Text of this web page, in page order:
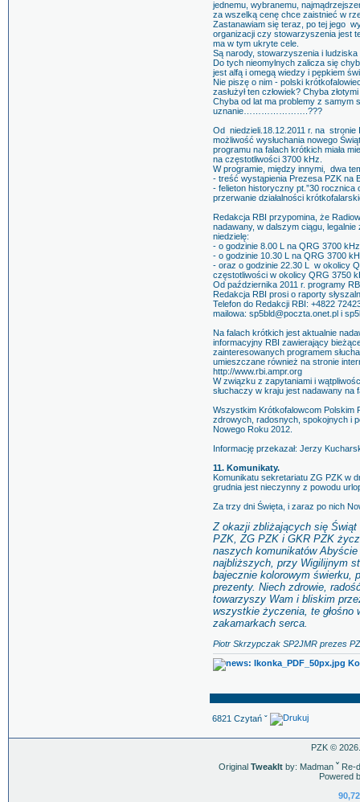
jednemu, wybranemu,
za wszelką cenę chce zaistnieć w
Zastanawiam się teraz, po tej jego
organizacji czy stowarzyszenia jest
ma w tym ukryte cele.
Są narody, stowarzyszenia i
Do tych nieomylnych zalicza się
jest alfą i omegą wiedzy i pępkiem
Nie piszę o nim - polski
zasłużył ten człowiek? Chyba
Chyba od lat ma problemy z samym
uznanie………………….???
Od niedzieli.18.12.2011 r. na stronie
możliwość wysłuchania nowego
programu na falach krótkich miała
na częstotliwości 3700 kHz.
W programie, między innymi, dwa
- treść wystąpienia Prezesa PZK na
- felieton historyczny pt.”30 rocznica
przerwanie działalności
Redakcja RBI przypomina, że
nadawany, w dalszym ciągu,
niedzielę:
- o godzinie 8.00 L na QRG 3700
- o godzinie 10.30 L na QRG 3700
- oraz o godzinie 22.30 L w okolicy
częstotliwości w okolicy QRG 3750
Od października 2011 r. programy
Redakcja RBI prosi o raporty
Telefon do Redakcji RBI: +4822
mailowa: sp5bld@poczta.onet.pl i
Na falach krótkich jest aktualnie
informacyjny RBI zawierający
zainteresowanych programem
umieszczane również na stronie
http://www.rbi.ampr.org
W związku z zapytaniami i
słuchaczy w kraju jest nadawany
Wszystkim Krótkofalowcom Polskim
zdrowych, radosnych, spokojnych i
Nowego Roku 2012.
Informację przekazał: Jerzy
11. Komunikaty.
Komunikatu sekretariatu ZG PZK w
grudnia jest nieczynny z powodu
Za trzy dni Święta, i zaraz po nich
Z okazji zbliżających się Świąt
PZK, ZG PZK i GKR PZK
naszych komunikatów
najbliższych, przy Wigilijnym
bajecznie kolorowym świerku,
prezenty. Niech zdrowie,
towarzyszy Wam i bliskim
wszystkie życzenia, te głośno
zakamarkach serca.
Piotr Skrzypczak SP2JMR prezes
6821 Czytań ˇ
PZK ©
Original TweakItby: Madman ˇRe-
Powered